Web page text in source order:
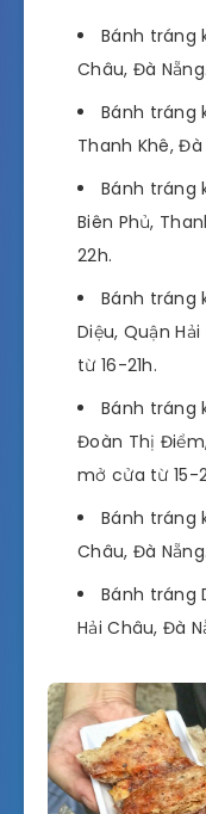
Bánh tráng
Châu, Đà
Bánh tráng
Thanh Khê,
Bánh tráng
Biên Phủ,
22h.
Bánh tráng
Diệu, Quận
từ 16-21h.
Bánh tráng
Đoàn Thị
mở cửa từ 15-
Bánh tráng
Châu, Đà
Bánh tráng
Hải Châu, Đà